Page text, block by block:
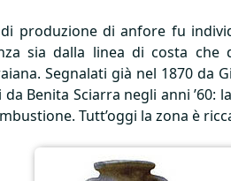
produzione di anfore fu
sia dalla linea di costa che
Segnalati già nel 1870
Benita Sciarra negli anni
Tutt’oggi la zona è